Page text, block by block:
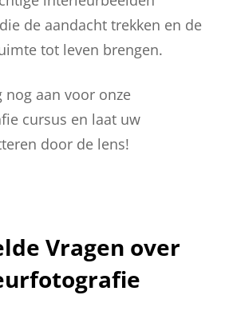
de aandacht trekken en de
tot leven brengen.
nog aan voor onze
cursus en laat uw
door de lens!
Vragen over